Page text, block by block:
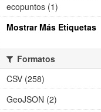
ecopuntos (1)
Mostrar Más Etiquetas
Formatos
CSV (258)
GeoJSON (2)